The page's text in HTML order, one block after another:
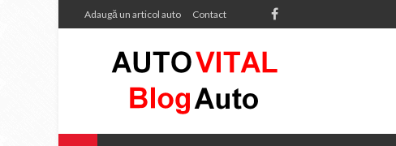
Adaugă un articol auto Contact